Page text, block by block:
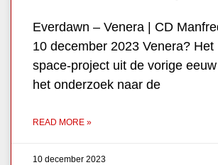
Everdawn – Venera | CD
10 december 2023 Venera? Het
space-project uit de vorige
het onderzoek naar de
READ MORE »
10 december 2023